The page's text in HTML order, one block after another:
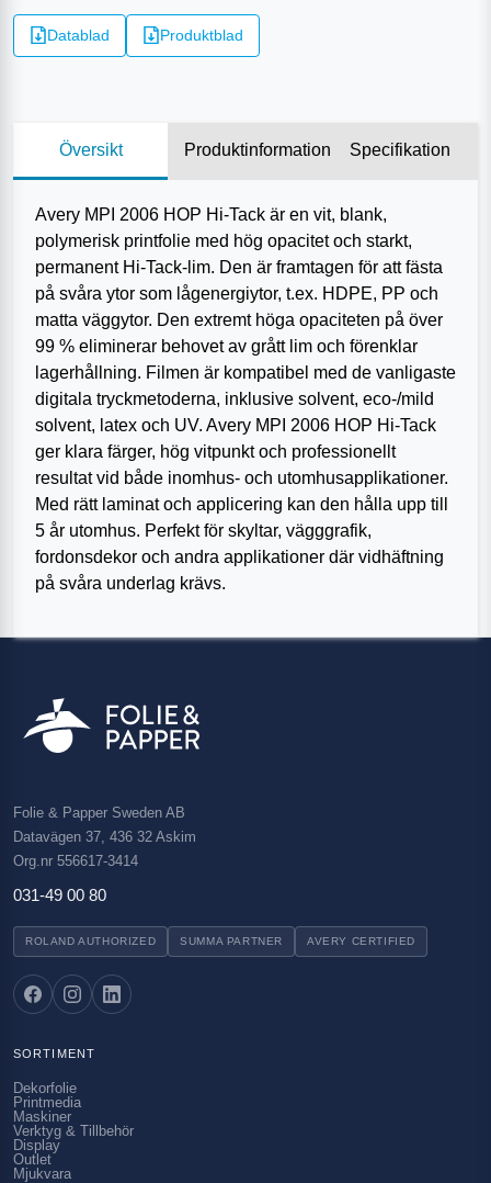
Datablad Produktblad
Översikt Produktinformation Specifikation
Avery MPI 2006 HOP Hi‑Tack är en vit, blank,
polymerisk printfolie med hög opacitet och starkt,
permanent Hi‑Tack-lim. Den är framtagen för att fästa
på svåra ytor som lågenergiytor, t.ex. HDPE, PP och
matta väggytor. Den extremt höga opaciteten på över
99 % eliminerar behovet av grått lim och förenklar
lagerhållning. Filmen är kompatibel med de vanligaste
digitala tryckmetoderna, inklusive solvent, eco-/mild
solvent, latex och UV. Avery MPI 2006 HOP Hi‑Tack
ger klara färger, hög vitpunkt och professionellt
resultat vid både inomhus- och utomhusapplikationer.
Med rätt laminat och applicering kan den hålla upp till
5 år utomhus. Perfekt för skyltar, vägggrafik,
fordonsdekor och andra applikationer där vidhäftning
på svåra underlag krävs.
Folie & Papper Sweden AB
Datavägen 37, 436 32 Askim
Org.nr 556617-3414
031-49 00 80
ROLAND AUTHORIZED SUMMA PARTNER AVERY CERTIFIED
SORTIMENT
Dekorfolie
Printmedia
Maskiner
Verktyg & Tillbehör
Display
Outlet
Mjukvara